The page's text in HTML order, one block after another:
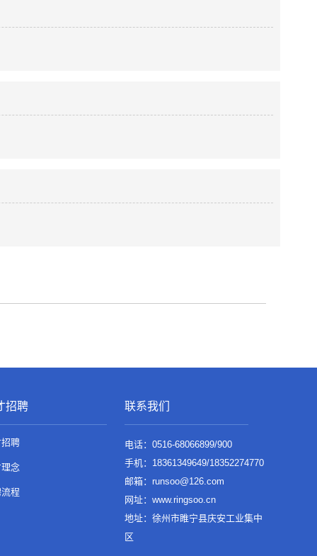
招聘
聘
念
程
联系我们
电话：0516-68066899/900
手机：18361349649/18352274770
邮箱：runsoo@126.com
网址：www.ringsoo.cn
地址：徐州市睢宁县庆安工业集中
区